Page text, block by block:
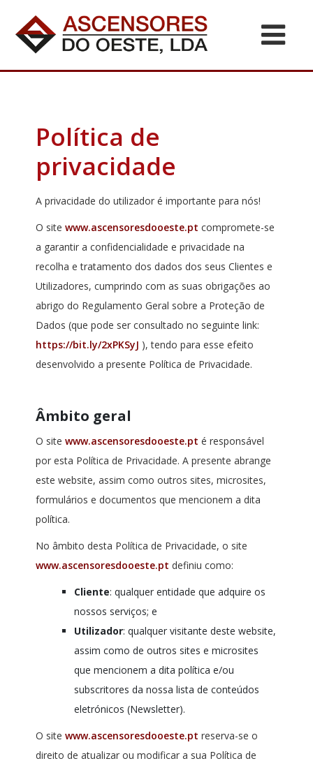
Política de
privacidade
A privacidade do utilizador é importante para nós!
O site www.ascensoresdooeste.pt compromete-se
a garantir a confidencialidade e privacidade na
recolha e tratamento dos dados dos seus Clientes e
Utilizadores, cumprindo com as suas obrigações ao
abrigo do Regulamento Geral sobre a Proteção de
Dados (que pode ser consultado no seguinte link:
https://bit.ly/2xPKSyJ ), tendo para esse efeito
desenvolvido a presente Política de Privacidade.
Âmbito geral
O site www.ascensoresdooeste.pt é responsável
por esta Política de Privacidade. A presente abrange
este website, assim como outros sites, microsites,
formulários e documentos que mencionem a dita
política.
No âmbito desta Política de Privacidade, o site
www.ascensoresdooeste.pt definiu como:
Cliente: qualquer entidade que adquire os
nossos serviços; e
Utilizador: qualquer visitante deste website,
assim como de outros sites e microsites
que mencionem a dita política e/ou
subscritores da nossa lista de conteúdos
eletrónicos (Newsletter).
O site www.ascensoresdooeste.pt reserva-se o
direito de atualizar ou modificar a sua Política de